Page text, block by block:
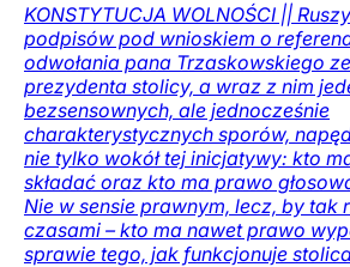
KONSTYTUCJA WOLNOŚCI ||
podpisów pod wnioskiem o
odwołania pana Trzaskowskiego
prezydenta stolicy, a wraz z nim
bezsensownych, ale jednocześnie
charakterystycznych sporów,
nie tylko wokół tej inicjatywy: kto
składać oraz kto ma prawo
Nie w sensie prawnym, lecz, by tak
czasami – kto ma nawet prawo
sprawie tego, jak funkcjonuje